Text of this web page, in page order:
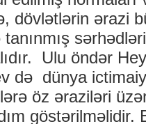
dövlətlərin ərazi
Ulu öndər
də dünya
öz əraziləri
göstərilməlidir.